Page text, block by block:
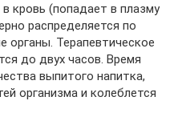
кровь (попадает в плазму
распределяется по
органы. Терапевтическое
до двух часов. Время
выпитого напитка,
организма и колеблется